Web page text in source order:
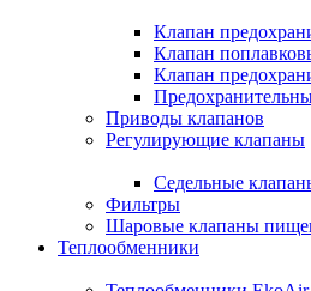
Клапан
Клапан
Клапан
Приводы клапанов
Регулирующие клапаны
Седельные
Фильтры
Шаровые клапаны
Теплообменники